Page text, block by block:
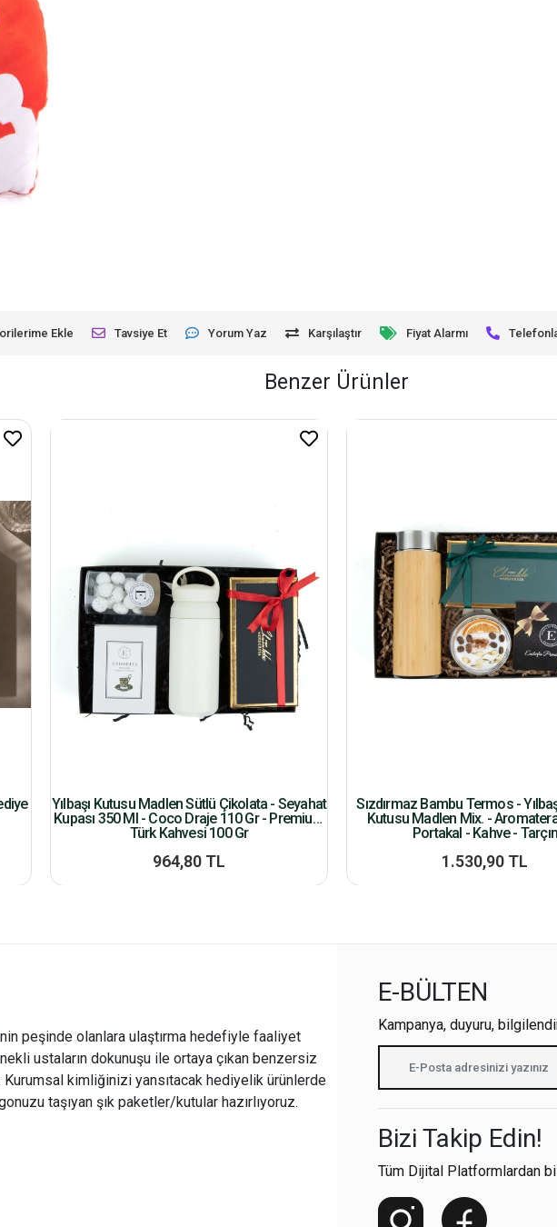
Ekle Tavsiye Et Yorum Yaz Karşılaştır Fiyat Alarmı
Benzer Ürünler
Yılbaşı Kutusu Madlen Sütlü Çikolata - Seyahat
Kupası 350 Ml - Coco Draje 110 Gr - Premium
Türk Kahvesi 100 Gr
964,80 TL
Sızdırmaz Bambu Termos -
Kutusu Madlen Mix. -
Portakal - Kahve - Tarçın
1.530,90 TL
peşinde olanlara ulaştırma hedefiyle faaliyet
ustaların dokunuşu ile ortaya çıkan benzersiz
kimliğinizi yansıtacak hediyelik ürünlerde
taşıyan şık paketler/kutular hazırlıyoruz.
E-BÜLTEN
Kampanya, duyuru,
Bizi Takip Edin!
Tüm Dijital Platformlardan